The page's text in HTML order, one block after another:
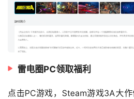
雷电圈PC领取福利
点击PC游戏，Steam游戏3A大